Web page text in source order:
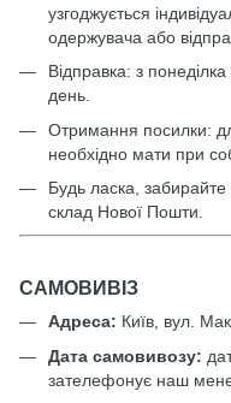
узгоджується
одержувача або
Відправка: з
день.
Отримання посилки:
необхідно мати при
Будь ласка,
склад Нової Пошти.
САМОВИВІЗ
Адреса: Київ, вул.
Дата самовивозу:
зателефонує наш